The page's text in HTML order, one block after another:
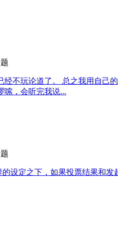
不玩论道了。 总之我用自己
嗦，会听完我说...
设定之下，如果投票结果和